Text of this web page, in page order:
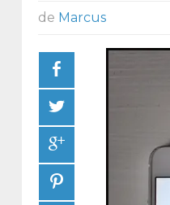
de Marcus